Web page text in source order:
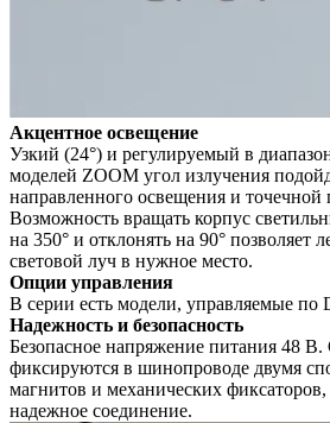
Акцентное освещение
Узкий (24°) и регулируемый в
моделей ZOOM угол излучения
направленного освещения и точечной
Возможность вращать корпус
на 350° и отклонять на 90° позволяет
световой луч в нужное место.
Опции управления
В серии есть модели, управляемые
Надежность и безопасность
Безопасное напряжение питания 48 В.
фиксируются в шинопроводе двумя
магнитов и механических фиксаторов,
надежное соединение.